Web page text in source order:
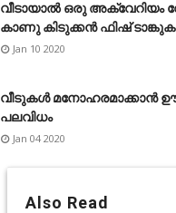
വീടായാൽ ഒരു അക്വേറിയം
കാണു കിടുക്കൻ ഫിഷ്
Jan 10 2020
വീടുകൾ
പലവിധം
Jan 04 2020
Also Read